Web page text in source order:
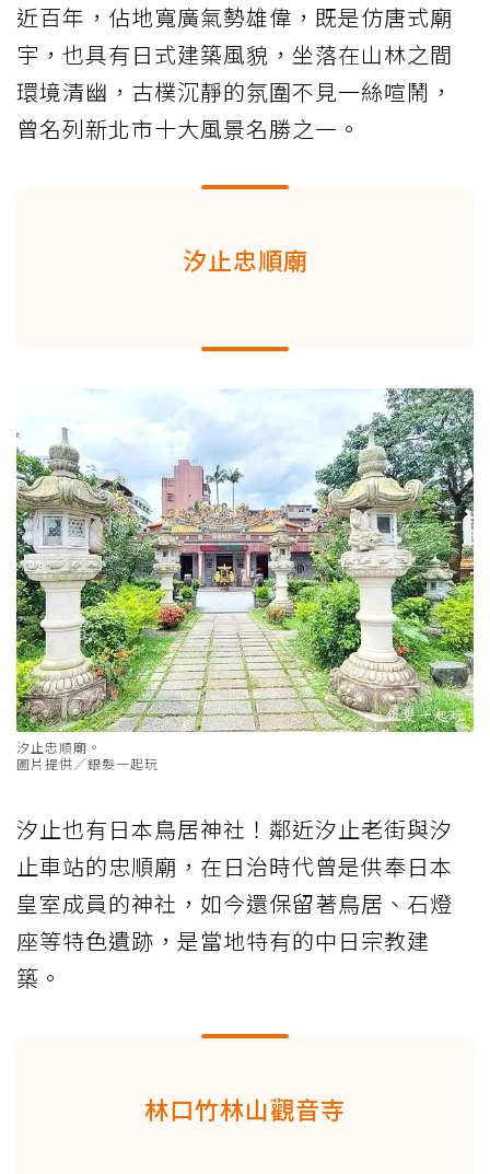
近百年，佔地寬廣氣勢雄偉，既是仿唐式廟
宇，也具有日式建築風貌，坐落在山林之間
環境清幽，古樸沉靜的氛圍不見一絲喧鬧，
曾名列新北市十大風景名勝之一。
汐止忠順廟
汐止忠順廟。
圖片提供／銀髮一起玩
汐止也有日本鳥居神社！鄰近汐止老街與汐
止車站的忠順廟，在日治時代曾是供奉日本
皇室成員的神社，如今還保留著鳥居、石燈
座等特色遺跡，是當地特有的中日宗教建
築。
林口竹林山觀音寺